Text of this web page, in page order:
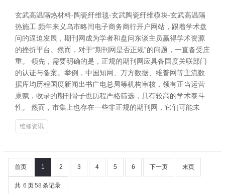
玄武高温隔热材料-陶瓷纤维毯-玄武陶瓷纤维模块-玄武高温隔
热施工 频年来义乌市略闫电子商务商行开户网站，跟着学术盘
问的逼迫发展，期刊网成为学者和盘问东谈主员赢得学术资源
的挫折平台。然而，对于“期刊网是否正规”的问题，一直备受庄
重。 领先，需要明确的是，正规的期刊网应具备国度关联部门
的认证与备案。举例，中国知网、万方数据、维普网等主流数
据库均历程国度新闻出书广电总局等机构审核，领有正当运营
禀赋，收录的期刊骨子也历程严格筛选，具有较高的学术泰斗
性。 然而，市集上也存在一些非正规的期刊网，它们可能未
维修资讯
首页 1 2 3 4 5 6 下一页 末页
共 6 页58 条记录